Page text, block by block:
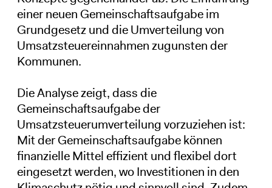
einer neuen Gemeinschaftsaufgabe im
Grundgesetz und die Umverteilung von
Umsatzsteuereinnahmen zugunsten der
Kommunen.
Die Analyse zeigt, dass die
Gemeinschaftsaufgabe der
Umsatzsteuerumverteilung vorzuziehen ist:
Mit der Gemeinschaftsaufgabe können
finanzielle Mittel effizient und flexibel dort
eingesetzt werden, wo Investitionen in den